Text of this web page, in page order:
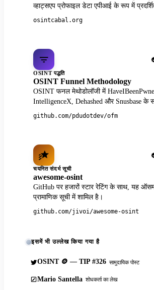
व्हाट्सएप प्रोफाइल डेटा एपीआई के रूप में
osintcabal.org
OSINT पद्धति
OSINT Funnel Methodology
OSINT फनल मेथोडोलॉजी में
IntelligenceX, Dehashed और Snusbase के
github.com/pdudotdev/ofm
चयनित संदर्भ सूची
awesome-osint
GitHub पर हजारों स्टार रेटिंग के साथ, यह
प्रामाणिक सूची में शामिल है।
github.com/jivoi/awesome-osint
इसमें भी उल्लेख किया गया है
OSINT 🪙 — TIP #326 सामुदायिक पोस्ट
Mario Santella शोधकर्ता का लेख